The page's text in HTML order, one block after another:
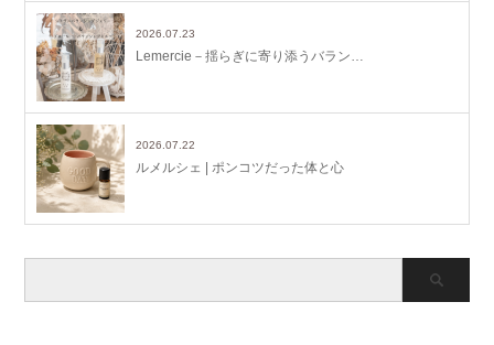
2026.07.23
Lemercie－揺らぎに寄り添うバラン…
2026.07.22
ルメルシェ | ポンコツだった体と心